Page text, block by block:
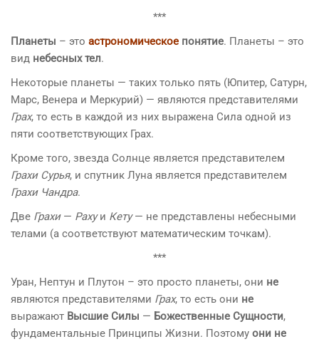
***
Планеты – это астрономическое понятие. Планеты – это
вид небесных тел.
Некоторые планеты — таких только пять (Юпитер, Сатурн,
Марс, Венера и Меркурий) — являются представителями
Грах, то есть в каждой из них выражена Сила одной из
пяти соответствующих Грах.
Кроме того, звезда Солнце является представителем
Грахи Сурья, и спутник Луна является представителем
Грахи Чандра.
Две Грахи— Рахуи Кету— не представлены небесными
телами (а соответствуют математическим точкам).
***
Уран, Нептун и Плутон – это просто планеты, они не
являются представителями Грах, то есть они не
выражают Высшие Силы — Божественные Сущности,
фундаментальные Принципы Жизни. Поэтому они не